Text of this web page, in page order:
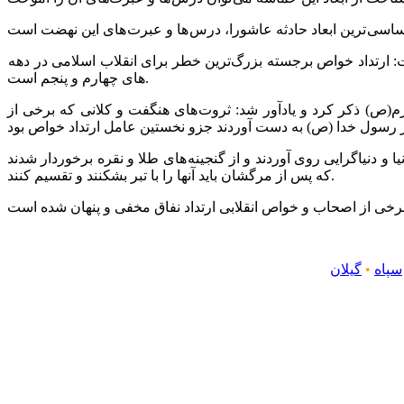
خواص برجسته بزرگ‌ترین خطر برای انقلاب اسلامی در دهه
های چهارم و پنجم است.
ذکر کرد و یادآور شد: ثروت های هنگفت و کلانی که برخی از
روی آوردند و از گنجینه های طلا و نقره برخوردار شدند
که پس از مرگشان باید آنها را با تبر بشکنند و تقسیم کنند.
سپاه • گیلان